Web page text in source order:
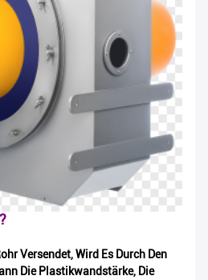
Versendet, Wird Es Durch Den
Die Plastikwandstärke, Die